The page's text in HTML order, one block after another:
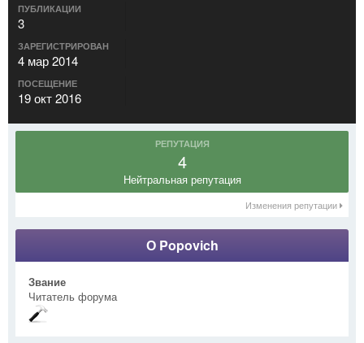
ПУБЛИКАЦИИ
3
ЗАРЕГИСТРИРОВАН
4 мар 2014
ПОСЕЩЕНИЕ
19 окт 2016
РЕПУТАЦИЯ
4
Нейтральная репутация
Изменения репутации
О Popovich
Звание
Читатель форума